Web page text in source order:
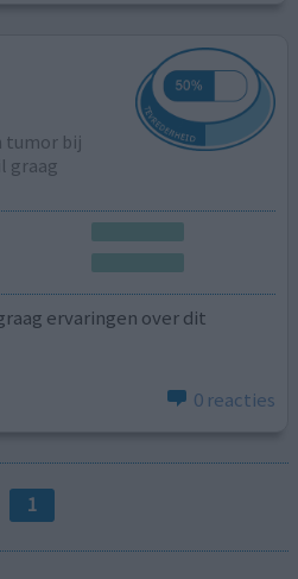
tumor bij
graag
ervaringen over dit
0 reacties
1